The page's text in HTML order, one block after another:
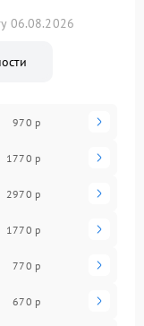
06.08.2026
970 р
1770 р
2970 р
1770 р
770 р
670 р